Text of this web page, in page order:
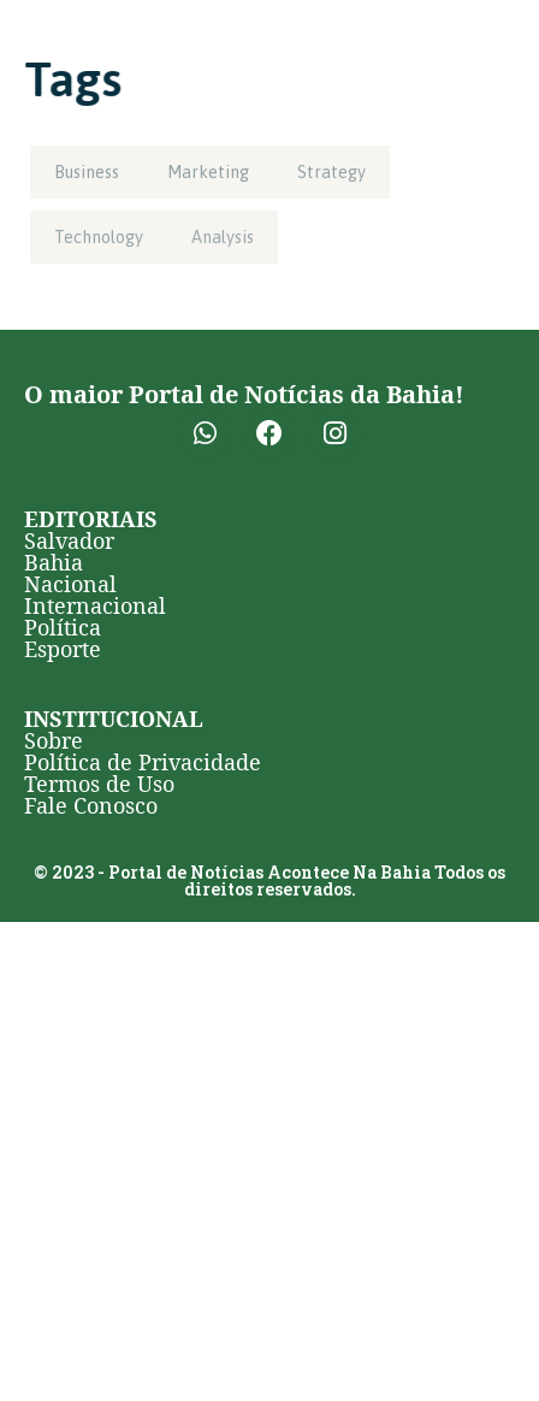
Tags
Business Marketing Strategy
Technology Analysis
O maior Portal de Notícias da Bahia!
EDITORIAIS
Salvador
Bahia
Nacional
Internacional
Política
Esporte
INSTITUCIONAL
Sobre
Política de Privacidade
Termos de Uso
Fale Conosco
© 2023 - Portal de Notícias Acontece Na Bahia Todos os
direitos reservados.